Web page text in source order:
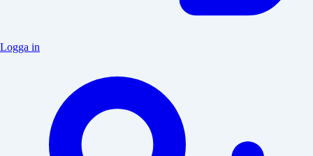
Logga in